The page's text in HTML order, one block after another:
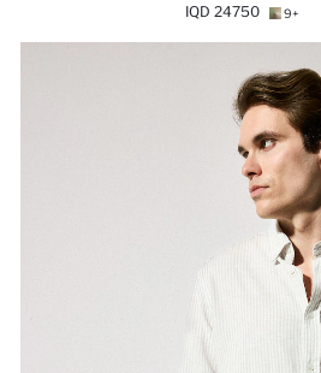
+9
24750 IQD